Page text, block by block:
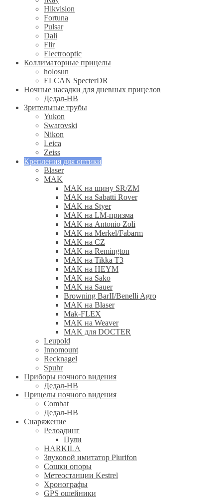
Hikvision
Fortuna
Pulsar
Dali
Flir
Electrooptic
Коллиматорные прицелы
holosun
ELCAN SpecterDR
Ночные насадки для дневных прицелов
Дедал-НВ
Зрительные трубы
Yukon
Swarovski
Nikon
Leica
Zeiss
Крепления для оптики
Blaser
MAK
MAK на шину SR/ZM
MAK на Sabatti Rover
MAK на Styer
MAK на LM-призма
MAK на Antonio Zoli
MAK на Merkel/Fabarm
MAK на CZ
MAK на Remington
MAK на Tikka T3
MAK на HEYM
MAK на Sako
MAK на Sauer
Browning BarII/Benelli Agro
MAK на Blaser
Mak-FLEX
MAK на Weaver
MAK для DOCTER
Leupold
Innomount
Recknagel
Spuhr
Приборы ночного видения
Дедал-НВ
Прицелы ночного видения
Combat
Дедал-НВ
Снаряжение
Релоадинг
Пули
HARKILA
Звуковой имитатор Plurifon
Сошки опоры
Метеостанции Kestrel
Хронографы
GPS ошейники